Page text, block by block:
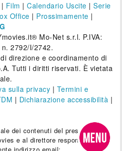
| Film |Calendario Uscite |Serie
Office | Prossimamente |
Mo-Net s.r.l. P.IVA:
2792/I/2742.
direzione e coordinamento di
Tutti i diritti riservati. È vietata
sulla privacy | Termini e
| Dichiarazione accessibilità |
dei contenuti del presente sito
e al direttore responsabile.